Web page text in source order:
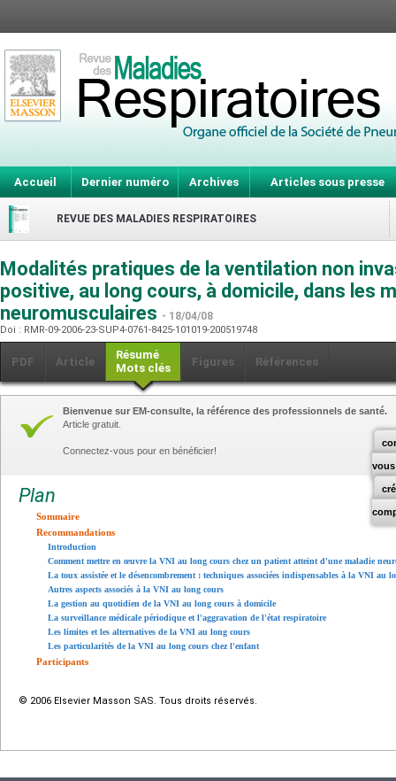
Accueil Dernier numéro Archives Articles sous presse
REVUE DES MALADIES RESPIRATOIRES
Modalités pratiques de la ventilation non
positive, au long cours, à domicile, dans les
neuromusculaires - 18/04/08
Doi : RMR-09-2006-23-SUP4-0761-8425-101019-200519748
PDF Article
Résumé
Mots clés
Figures Références
vous
Bienvenue sur EM-consulte, la référence des professionnels de santé.
Article gratuit.
Connectez-vous pour en bénéficier!
Plan
Sommaire
Recommandations
Introduction
Comment mettre en œuvre la VNI au long cours chez un patient atteint d'une maladie
La toux assistée et le désencombrement : techniques associées indispensables à la VNI au
Autres aspects associés à la VNI au long cours
La gestion au quotidien de la VNI au long cours à domicile
La surveillance médicale périodique et l'aggravation de l'état respiratoire
Les limites et les alternatives de la VNI au long cours
Les particularités de la VNI au long cours chez l'enfant
Participants
© 2006 Elsevier Masson SAS. Tous droits réservés.